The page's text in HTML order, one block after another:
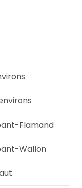
Flamand
Wallon